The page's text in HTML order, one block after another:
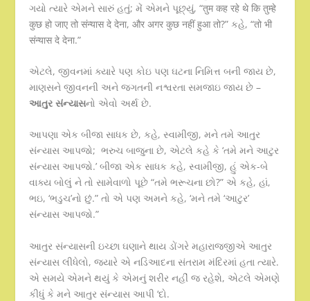
ગયો ત્યારે એમને સારું હતું; મેં એમને પૂછ્યું, “तुम कह रहे थे कि तुम्हे
कुछ हो जाए तो संन्यास दे देना, और अगर कुछ नहीं हुआ तो?” કહે, “तो भी
संन्यास दे देना.”
એટલે, જીવનમાં ક્યારે પણ કોઇ પણ ઘટના નિમિત્ત બની જાય છે,
માણસને જીવનની અને જગતની નશ્વરતા સમજાઇ જાય છે –
આતુર સંન્યાસનો એવો અર્થ છે.
આપણા એક બીજા સાધક છે, કહે, સ્વામીજી, મને તમે આતુર
સંન્યાસ આપજો; ભરુચ બાજુના છે, એટલે કહે કે ‘તમે મને આટુર
સંન્યાસ આપજો.’ બીજા એક સાધક કહે, સ્વામીજી, હું એક-બે
વાક્ય બોલું ને તો સામેવાળો પૂછે “તમે ભરૂચના છો?” એ કહે, હાં,
ભઇ, ‘ભડુચ’નો છું.” તો એ પણ અમને કહે, ‘મને તમે ‘આટુર’
સંન્યાસ આપજો.”
આતુર સંન્યાસની ઇચ્છા ઘણાને થાય ડોંગરે મહારાજજીએ આતુર
સંન્યાસ લીધેલો, જ્યારે એ નડિઆદના સંતરામ મંદિરમાં હતા ત્યારે.
એ સમયે એમને થયું કે એમનું શરીર નહીં જ રહેશે, એટલે એમણે
કીધું કે મને આતુર સંન્યાસ આપી ‘દો.